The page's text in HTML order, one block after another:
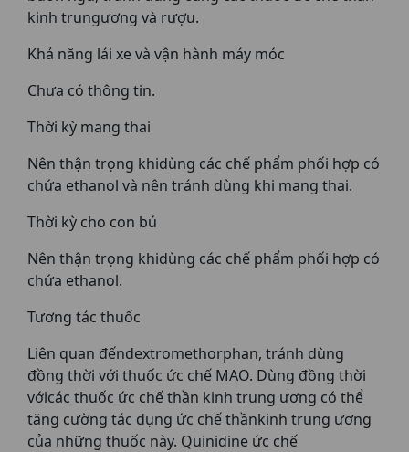
kinh trungương và rượu.
Khả năng lái xe và vận hành máy móc
Chưa có thông tin.
Thời kỳ mang thai
Nên thận trọng khidùng các chế phẩm phối hợp có
chứa ethanol và nên tránh dùng khi mang thai.
Thời kỳ cho con bú
Nên thận trọng khidùng các chế phẩm phối hợp có
chứa ethanol.
Tương tác thuốc
Liên quan đếndextromethorphan, tránh dùng
đồng thời với thuốc ức chế MAO. Dùng đồng thời
vớicác thuốc ức chế thần kinh trung ương có thể
tăng cường tác dụng ức chế thầnkinh trung ương
của những thuốc này. Quinidine ức chế